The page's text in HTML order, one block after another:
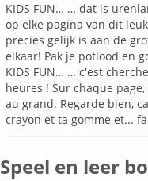
KIDS FUN… … dat is
op elke pagina van dit
precies gelijk is aan de
elkaar! Pak je potlood en
KIDS FUN… … c'est
heures ! Sur chaque
au grand. Regarde bien,
crayon et ta gomme et...
Speel en leer